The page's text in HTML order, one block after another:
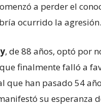
a perder el
ocurrido la agresión.
, de 88 años, optó por
finalmente falló a
que han pasado 54
su esperanza